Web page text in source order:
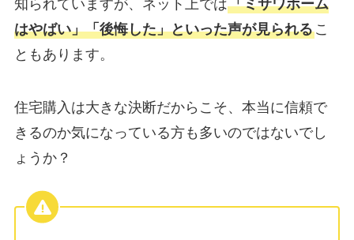
知られていますが、ネット上では「ミサワホーム
はやばい」「後悔した」といった声が見られるこ
ともあります。
住宅購入は大きな決断だからこそ、本当に信頼で
きるのか気になっている方も多いのではないでし
ょうか？